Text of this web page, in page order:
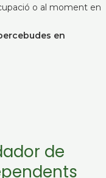
o al moment en
en
de